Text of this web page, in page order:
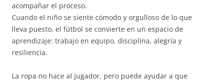
acompañar el proceso.
Cuando el niño se siente cómodo y orgulloso de lo que
lleva puesto, el fútbol se convierte en un espacio de
aprendizaje: trabajo en equipo, disciplina, alegría y
resiliencia.
La ropa no hace al jugador, pero puede ayudar a que